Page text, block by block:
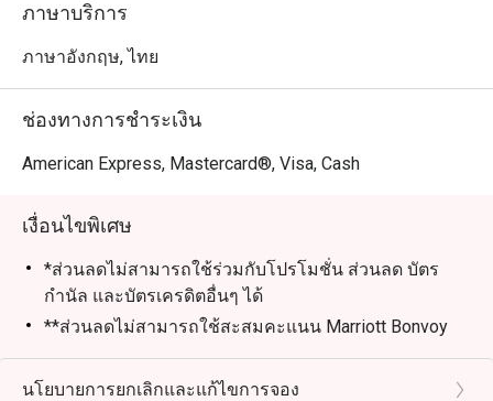
ภาษาบริการ
ภาษาอังกฤษ, ไทย
ช่องทางการชำระเงิน
American Express, Mastercard®, Visa, Cash
เงื่อนไขพิเศษ
*ส่วนลดไม่สามารถใช้ร่วมกับโปรโมชั่น ส่วนลด บัตร
กำนัล และบัตรเครดิตอื่นๆ ได้
**ส่วนลดไม่สามารถใช้สะสมคะแนน Marriott Bonvoy
และ Club Marriott milestones ได้
*** ส่วนลดไม่สามารถใช้ได้กับภาษีรัฐบาลและค่าบริการ
นโยบายการยกเลิกและแก้ไขการจอง